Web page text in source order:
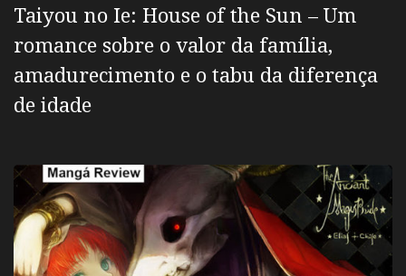
Taiyou no Ie: House of the Sun – Um
romance sobre o valor da família,
amadurecimento e o tabu da diferença
de idade